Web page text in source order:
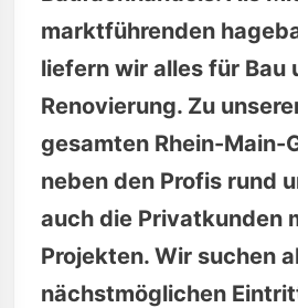
marktführenden
liefern wir alles für Bau
Renovierung. Zu
gesamten Rhein-Main-
neben den Profis rund
auch die Privatkunden
Projekten. Wir suchen
nächstmöglichen